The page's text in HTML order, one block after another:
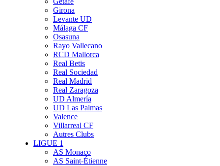
Girona
Levante UD
Málaga CF
Osasuna
Rayo Vallecano
RCD Mallorca
Real Betis
Real Sociedad
Real Madrid
Real Zaragoza
UD Almería
UD Las Palmas
Valence
Villarreal CF
Autres Clubs
LIGUE 1
AS Monaco
AS Saint-Étienne